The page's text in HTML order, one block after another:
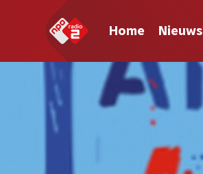
Home Nieuws